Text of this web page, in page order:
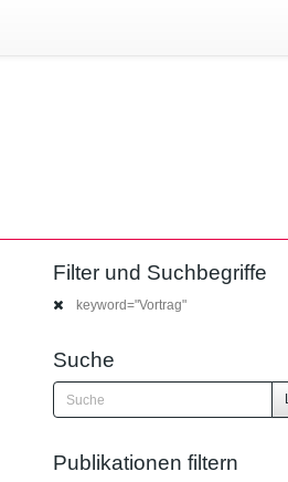
Filter und Suchbegriffe
keyword="Vortrag"
Suche
Publikationen filtern